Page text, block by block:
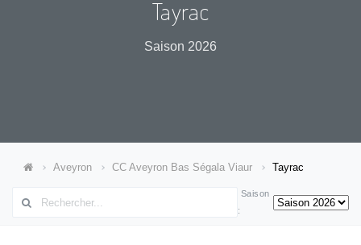
Tayrac
Saison 2026
Aveyron CC Aveyron Bas Ségala Viaur Tayrac
Saison
: